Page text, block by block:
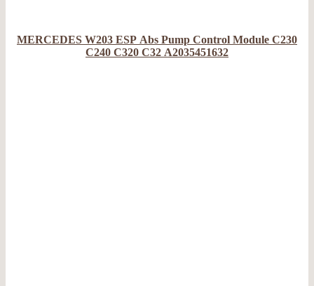
MERCEDES W203 ESP Abs Pump Control Module C230
C240 C320 C32 A2035451632